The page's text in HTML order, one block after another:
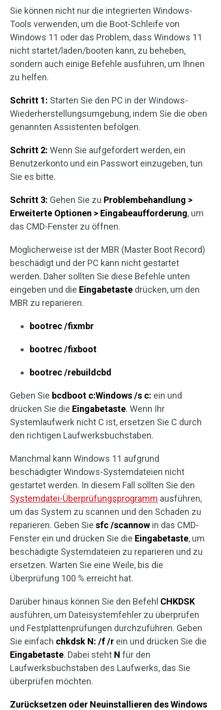
Sie können nicht nur die integrierten Windows-
Tools verwenden, um die Boot-Schleife von
Windows 11 oder das Problem, dass Windows 11
nicht startet/laden/booten kann, zu beheben,
sondern auch einige Befehle ausführen, um Ihnen
zu helfen.
Schritt 1: Starten Sie den PC in der Windows-
Wiederherstellungsumgebung, indem Sie die oben
genannten Assistenten befolgen.
Schritt 2: Wenn Sie aufgefordert werden, ein
Benutzerkonto und ein Passwort einzugeben, tun
Sie es bitte.
Schritt 3: Gehen Sie zu Problembehandlung >
Erweiterte Optionen > Eingabeaufforderung, um
das CMD-Fenster zu öffnen.
Möglicherweise ist der MBR (Master Boot Record)
beschädigt und der PC kann nicht gestartet
werden. Daher sollten Sie diese Befehle unten
eingeben und die Eingabetaste drücken, um den
MBR zu reparieren.
bootrec /fixmbr
bootrec /fixboot
bootrec /rebuildcbd
Geben Sie bcdboot c:Windows /s c: ein und
drücken Sie die Eingabetaste. Wenn Ihr
Systemlaufwerk nicht C ist, ersetzen Sie C durch
den richtigen Laufwerksbuchstaben.
Manchmal kann Windows 11 aufgrund
beschädigter Windows-Systemdateien nicht
gestartet werden. In diesem Fall sollten Sie den
Systemdatei-Überprüfungsprogramm ausführen,
um das System zu scannen und den Schaden zu
reparieren. Geben Sie sfc /scannow in das CMD-
Fenster ein und drücken Sie die Eingabetaste, um
beschädigte Systemdateien zu reparieren und zu
ersetzen. Warten Sie eine Weile, bis die
Überprüfung 100 % erreicht hat.
Darüber hinaus können Sie den Befehl CHKDSK
ausführen, um Dateisystemfehler zu überprüfen
und Festplattenprüfungen durchzuführen. Geben
Sie einfach chkdsk N: /f /r ein und drücken Sie die
Eingabetaste. Dabei steht N für den
Laufwerksbuchstaben des Laufwerks, das Sie
überprüfen möchten.
Zurücksetzen oder Neuinstallieren des Windows